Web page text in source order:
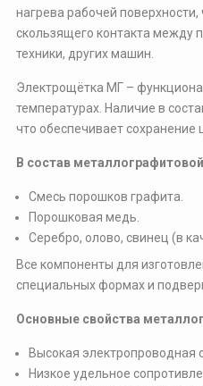
нагрева рабочей
скользящего контакта между
техники, других машин.
Электрощётка МГ –
температурах. Наличие в
что обеспечивает
В состав
Смесь порошков графита.
Порошковая медь.
Серебро, олово, свинец (в
Все компоненты для
специальных формах и
Основные свойства
Высокая электропроводная
Низкое удельное